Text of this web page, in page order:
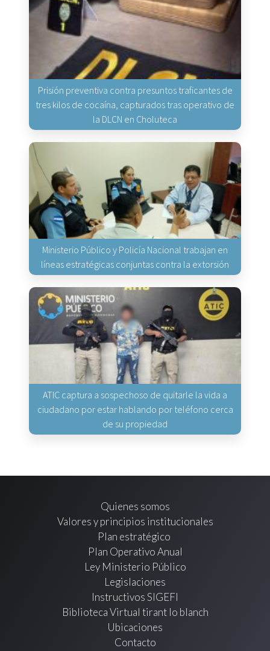
Prisión preventiva contra presuntos traficantes de
tres kilos de cocaína, capturados tras operativo de
la DLCN en Choluteca
Ministerio Público y Policía Nacional trabajan en
líneas estratégicas conjuntas contra la extorsión
ATIC captura a sospechoso de quitarle la vida a
ciudadano por estar hablando por teléfono cerca
de su propiedad
Quienes somos
Valores y principios institucionales
Plan estratégico
Plan Operativo Anual
Ley Ministerio Público
Legislaciones
Instructivos SIGEFI
Biblioteca Virtual tirant lo blanch
Ubicaciones
Contacto